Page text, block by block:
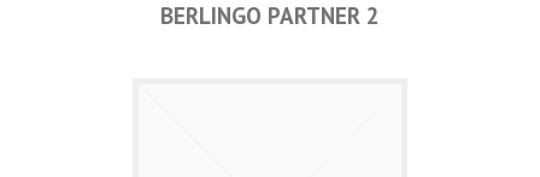
BERLINGO PARTNER 2